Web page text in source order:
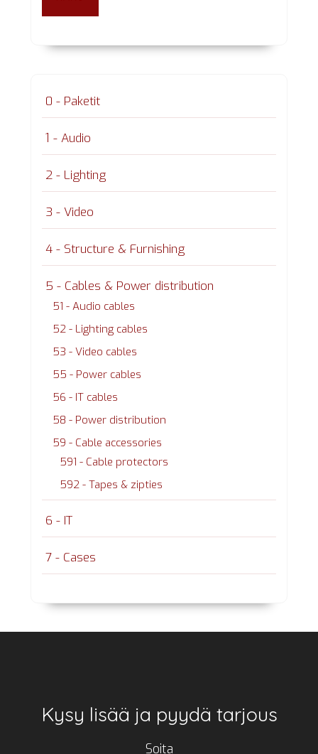
0 - Paketit
1 - Audio
2 - Lighting
3 - Video
4 - Structure & Furnishing
5 - Cables & Power distribution
51 - Audio cables
52 - Lighting cables
53 - Video cables
55 - Power cables
56 - IT cables
58 - Power distribution
59 - Cable accessories
591 - Cable protectors
592 - Tapes & zipties
6 - IT
7 - Cases
Footer
Kysy lisää ja pyydä tarjous
Soita